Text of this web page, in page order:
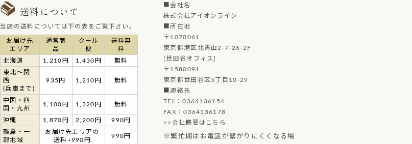
送料について
当店の送料については下の表をご覧下さい。
お届け先
エリア
通常商
品
クール
便
送料無
料
北海道
1,210円 1,430円
無料
東北～関
西
(兵庫まで)
935円 1,210円 無料
中国・四
国・九州
1,100円 1,320円 無料
沖縄 1,870円 2,200円
990円
離島・一
部地域
お届け先エリアの
送料+990円
990円
■会社名
株式会社アイオンライン
■所在地
〒1070061
東京都港区北青山2-7-26-2F
[世田谷オフィス]
〒1580091
東京都世田谷区5丁目10-29
■連絡先
TEL：0364136154
FAX：0364136178
>>会社概要はこちら
※繁忙期はお電話が繋がりにくくなる場